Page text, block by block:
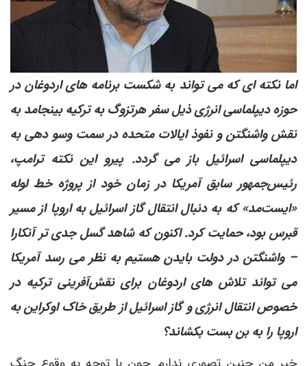
اما نکته ای که می تواند به شکست برنامه های اردوغان در
حوزه دیپلماسی انرژی ذیل سفر هرتزوگ به ترکیه بینجامد به
نقش واشنگتن و نفوذ ایالات متحده در سمت وسو دهی به
دیپلماسی اسرائیل باز می گردد. پیرو این نکته ترامپ،
رئیس‌جمهور سابق آمریکا در زمان خود از پروژه خط لوله
«ایست‌مد» که به دنبال انتقال گاز اسرائیل به اروپا از مسیر
قبرس بود، حمایت کرد. اکنون که شاهد گسل جدی تر آنکارا
– واشنگتن در دولت بایدن هستیم به نظر می رسد آمریکا
می تواند تلاش های اردوغان برای نقش‌آفرینی ترکیه در
خصوص انتقال انرژی و گاز اسرائیل از طریق خاک اوکراین به
اروپا را به بن بست بکشاند؟